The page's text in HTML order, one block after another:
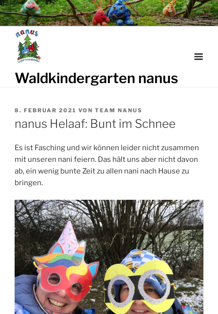
Weiter
zum
Inhalt
Waldkindergarten nanus
VERÖFFENTLICHT
8. FEBRUAR 2021 VON TEAM NANUS
nanus Helaaf: Bunt im Schnee
Es ist Fasching und wir können leider nicht zusammen
mit unseren nani feiern. Das hält uns aber nicht davon
ab, ein wenig bunte Zeit zu allen nani nach Hause zu
bringen.